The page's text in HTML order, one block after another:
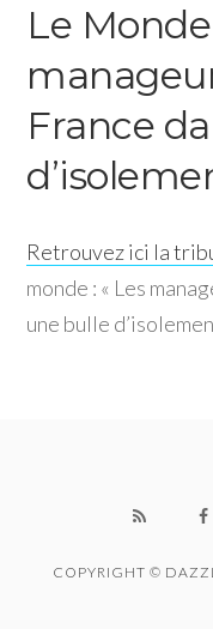
Le
France
Retrouvez ici la
monde : « Les
une bulle
COPYRIGHT ©